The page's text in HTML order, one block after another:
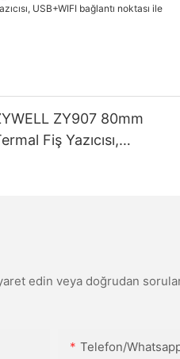
ZY907 80mm
Fiş Yazıcısı,
edin veya doğrudan
Telefon/